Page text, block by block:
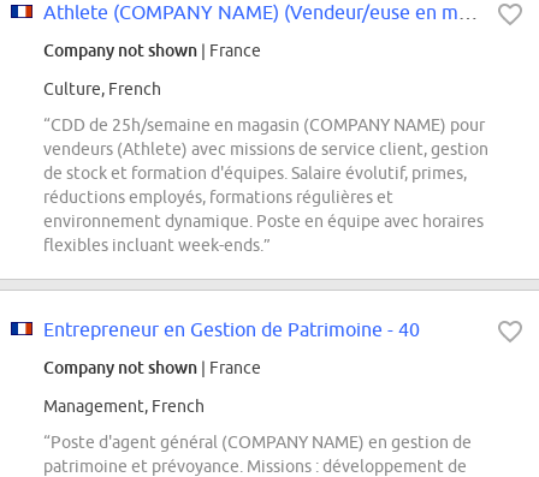
Company not shown | France
Culture, French
“CDD de 25h/semaine en magasin (COMPANY NAME) pour
vendeurs (Athlete) avec missions de service client, gestion
de stock et formation d'équipes. Salaire évolutif, primes,
réductions employés, formations régulières et
environnement dynamique. Poste en équipe avec horaires
flexibles incluant week-ends.”
Entrepreneur en Gestion de Patrimoine - 40
Company not shown | France
Management, French
“Poste d'agent général (COMPANY NAME) en gestion de
patrimoine et prévoyance. Missions : développement de